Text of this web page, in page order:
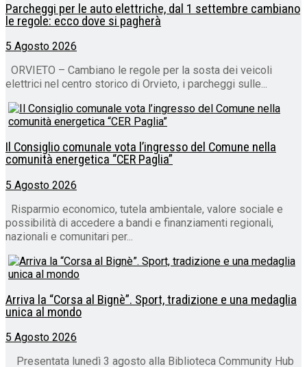
Parcheggi per le auto elettriche, dal 1 settembre cambiano
le regole: ecco dove si pagherà
5 Agosto 2026
ORVIETO – Cambiano le regole per la sosta dei veicoli
elettrici nel centro storico di Orvieto, i parcheggi sulle...
Il Consiglio comunale vota l’ingresso del Comune nella
comunità energetica “CER Paglia”
5 Agosto 2026
Risparmio economico, tutela ambientale, valore sociale e
possibilità di accedere a bandi e finanziamenti regionali,
nazionali e comunitari per...
Arriva la “Corsa al Bignè”. Sport, tradizione e una medaglia
unica al mondo
5 Agosto 2026
Presentata lunedì 3 agosto alla Biblioteca Community Hub